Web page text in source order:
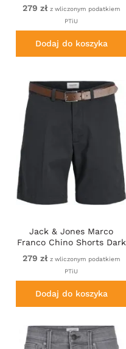
279 zł z wliczonym podatkiem
PTiU
Dodaj do koszyka
Jack & Jones Marco
Franco Chino Shorts Dark
279 zł z wliczonym podatkiem
PTiU
Dodaj do koszyka